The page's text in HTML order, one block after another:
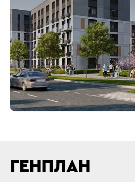
ГЕНПЛАН